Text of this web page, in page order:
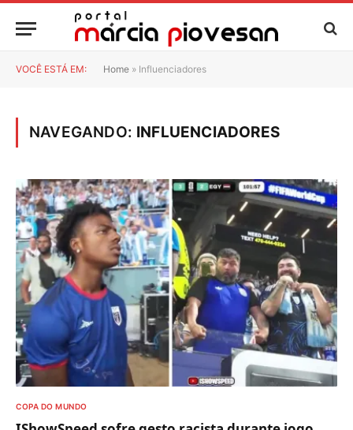
VOCÊ ESTÁ EM: Home » Influenciadores
NAVEGANDO: INFLUENCIADORES
COPA DO MUNDO